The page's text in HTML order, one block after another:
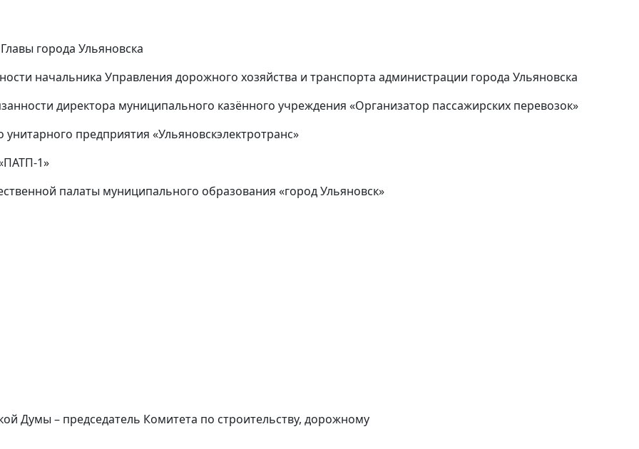
города Ульяновска
начальника Управления дорожного хозяйства и транспорта администрации города Ульяновска
директора муниципального казённого учреждения «Организатор пассажирских перевозок»
предприятия «Ульяновскэлектротранс»
1»
палаты муниципального образования «город Ульяновск»
Думы – председатель Комитета по строительству, дорожному